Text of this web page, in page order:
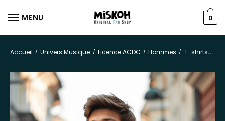
MENU 0
Accueil / Univers Musique / Licence ACDC / Hommes / T-shirts